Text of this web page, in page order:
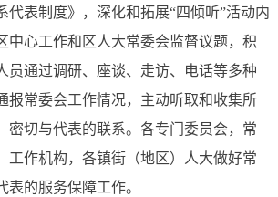
代表制度》，深化和拓展“四倾听”活动内
中心工作和区人大常委会监督议题，积
员通过调研、座谈、走访、电话等多种
报常委会工作情况，主动听取和收集所
密切与代表的联系。各专门委员会，常
工作机构，各镇街（地区）人大做好常
的服务保障工作。